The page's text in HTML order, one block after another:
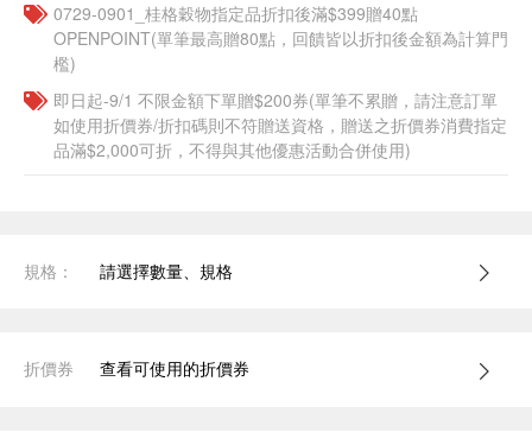
0729-0901_桂格穀物指定品折扣後滿$399贈40點
OPENPOINT(單筆最高贈80點，回饋皆以折扣後金額為計算門
檻)
即日起-9/1 不限金額下單贈$200券(單筆不累贈，請注意訂單
如使用折價券/折扣碼則不符贈送資格，贈送之折價券消費指定
品滿$2,000可折，不得與其他優惠活動合併使用)
規格： 請選擇數量、規格
折價券 查看可使用的折價券